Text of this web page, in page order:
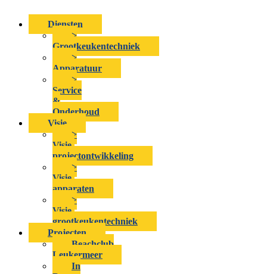
Diensten
>
Grootkeukentechniek
>
Apparatuur
>
Service
&
Onderhoud
Visie
>
Visie-
projectontwikkeling
>
Visie-
apparaten
>
Visie-
grootkeukentechniek
Projecten
Beachclub
Leukermeer
In